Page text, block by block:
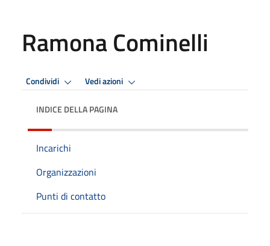
Ramona Cominelli
Condividi Vedi azioni
INDICE DELLA PAGINA
Incarichi
Organizzazioni
Punti di contatto